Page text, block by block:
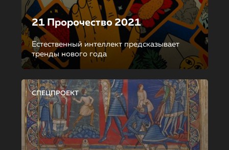
21 Пророчество 2021
Естественный интеллект предсказывает
тренды нового года
СПЕЦПРОЕКТ